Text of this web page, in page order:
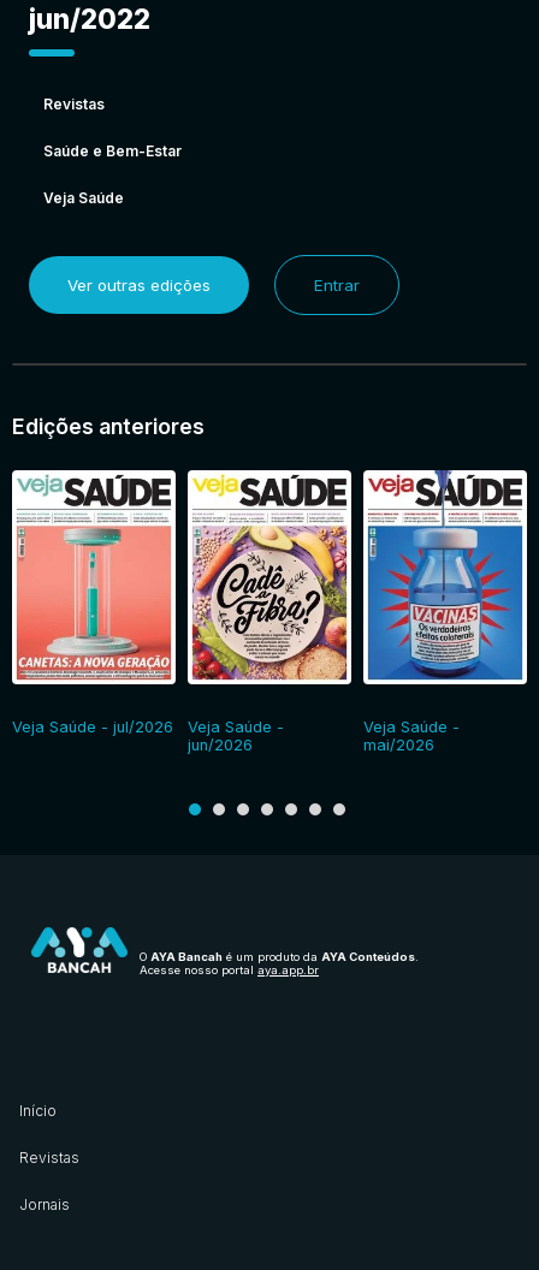
jun/2022
Revistas
Saúde e Bem-Estar
Veja Saúde
Ver outras edições Entrar
Edições anteriores
Veja Saúde - jul/2026
Veja Saúde -
jun/2026
Veja Saúde -
mai/2026
O AYA Bancah é um produto da AYA Conteúdos
Acesse nosso portal aya.app.br
Início
Revistas
Jornais